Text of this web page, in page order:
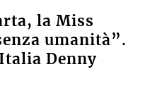
la Miss
umanità”.
Denny